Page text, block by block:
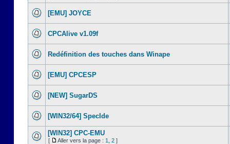
[EMU] JOYCE
CPCAlive v1.09f
Redéfinition des touches dans Winape
[EMU] CPCESP
[NEW] SugarDS
[WIN32/64] SpecIde
[WIN32] CPC-EMU
[ Aller vers la page : 1 2 ]